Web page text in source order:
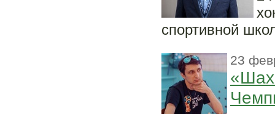
спортивной
23